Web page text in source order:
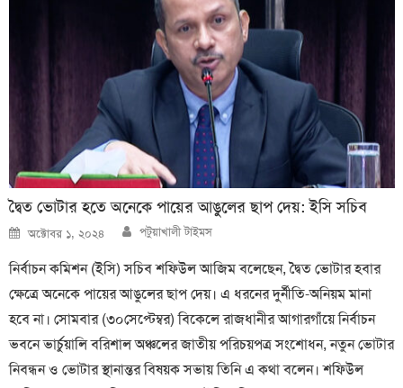
দ্বৈত ভোটার হতে অনেকে পায়ের আঙুলের ছাপ দেয়: ইসি সচিব
Posted
on
অক্টোবর ১, ২০২৪ Author
পটুয়াখালী টাইমস
নির্বাচন কমিশন (ইসি) সচিব শফিউল আজিম বলেছেন, দ্বৈত ভোটার হবার
ক্ষেত্রে অনেকে পায়ের আঙুলের ছাপ দেয়। এ ধরনের দুর্নীতি-অনিয়ম মানা
হবে না। সোমবার (৩০সেপ্টেম্বর) বিকেলে রাজধানীর আগারগাঁয়ে নির্বাচন
ভবনে ভার্চুয়ালি বরিশাল অঞ্চলের জাতীয় পরিচয়পত্র সংশোধন, নতুন ভোটার
নিবন্ধন ও ভোটার স্থানান্তর বিষয়ক সভায় তিনি এ কথা বলেন। শফিউল